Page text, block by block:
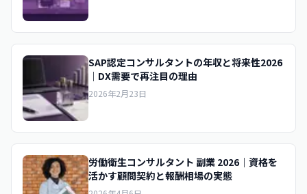
SAP認定コンサルタントの年収と将来性2026
｜DX需要で再注目の理由
2026年2月23日
労働衛生コンサルタント 副業 2026｜資格を
活かす顧問契約と報酬相場の実態